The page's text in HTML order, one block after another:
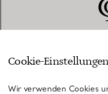
KUNDENSERVICE
Cookie-
Wir verwenden Cookies